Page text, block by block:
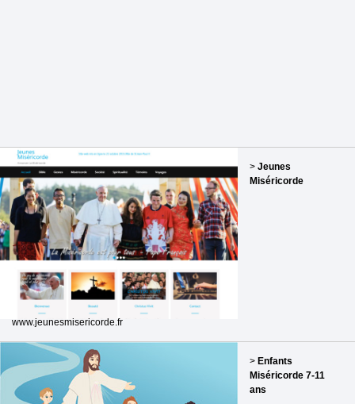
> Jeunes
Miséricorde
www.jeunesmisericorde.fr
> Enfants
Miséricorde 7-11
ans